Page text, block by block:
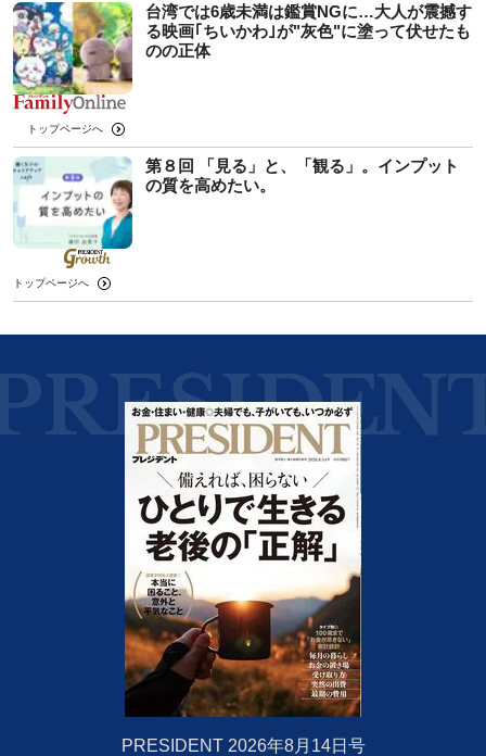
台湾では6歳未満は鑑賞NGに…大人が震撼す
る映画｢ちいかわ｣が"灰色"に塗って伏せたも
のの正体
トップページへ
第８回 「見る」と、「観る」。インプット
の質を高めたい。
トップページへ
PRESIDENT 2026年8月14日号